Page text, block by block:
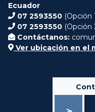
Ecuador
07 2593550 (Opción
07 2593550 (Opción
Contáctanos:
Ver ubicación en el